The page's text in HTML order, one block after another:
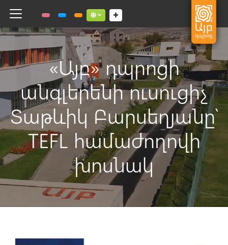
Toggle navigation Social links dropdown button
«Այբ» դպրոցի
անգլերենի ուսուցիչ
Տաթևիկ Բարսեղյանը՝
TEFL համաժողովի
խոսնակ